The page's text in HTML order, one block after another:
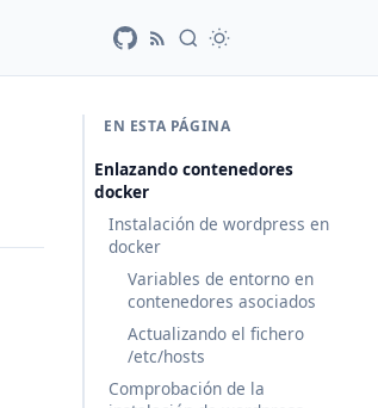
EN ESTA PÁGINA
Enlazando contenedores
docker
Instalación de wordpress en
docker
Variables de entorno en
contenedores asociados
Actualizando el fichero
/etc/hosts
Comprobación de la